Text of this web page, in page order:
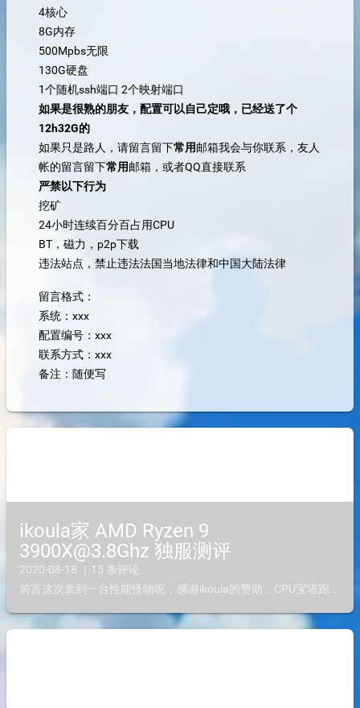
4核心
8G内存
500Mpbs无限
130G硬盘
1个随机ssh端口 2个映射端口
如果是很熟的朋友，配置可以自己定哦，已经送了个
12h32G的
如果只是路人，请留言留下常用邮箱我会与你联系，友人
帐的留言留下常用邮箱，或者QQ直接联系
严禁以下行为
挖矿
24小时连续百分百占用CPU
BT，磁力，p2p下载
违法站点，禁止违法法国当地法律和中国大陆法律
留言格式：
系统：xxx
配置编号：xxx
联系方式：xxx
备注：随便写
ikoula家 AMD Ryzen 9
3900X@3.8Ghz 独服测评
2020-08-18 ｜15 条评论